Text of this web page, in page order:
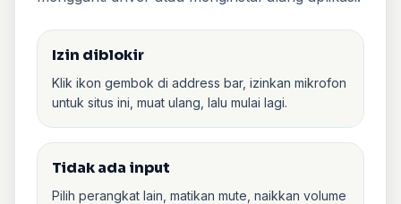
Izin diblokir
Klik ikon gembok di address bar, izinkan mikrofon
untuk situs ini, muat ulang, lalu mulai lagi.
Tidak ada input
Pilih perangkat lain, matikan mute, naikkan volume